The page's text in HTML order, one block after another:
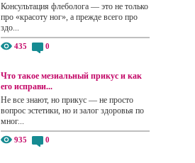
Консультация флеболога — это не только
про «красоту ног», а прежде всего про
здо...
435 0
Что такое мезиальный прикус и как
его исправи...
Не все знают, но прикус — не просто
вопрос эстетики, но и залог здоровья по
мног...
935 0